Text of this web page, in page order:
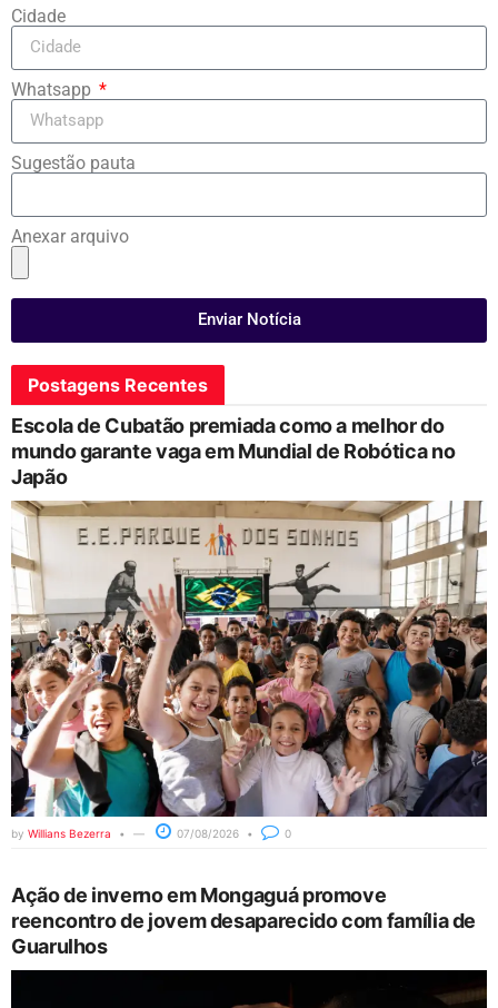
Cidade
Whatsapp
Sugestão pauta
Anexar arquivo
Enviar Notícia
Postagens Recentes
Escola de Cubatão premiada como a melhor do
mundo garante vaga em Mundial de Robótica no
Japão
by Willians Bezerra 07/08/2026 0
Ação de inverno em Mongaguá promove
reencontro de jovem desaparecido com família de
Guarulhos